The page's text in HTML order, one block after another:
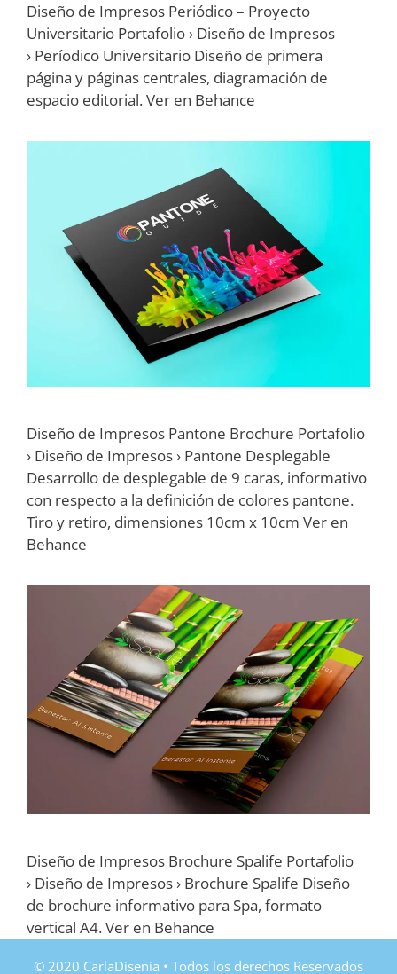
Diseño de Impresos Periódico – Proyecto
Universitario Portafolio › Diseño de Impresos
› Períodico Universitario Diseño de primera
página y páginas centrales, diagramación de
espacio editorial. Ver en Behance
Diseño de Impresos Pantone Brochure Portafolio
› Diseño de Impresos › Pantone Desplegable
Desarrollo de desplegable de 9 caras, informativo
con respecto a la definición de colores pantone.
Tiro y retiro, dimensiones 10cm x 10cm Ver en
Behance
Diseño de Impresos Brochure Spalife Portafolio
› Diseño de Impresos › Brochure Spalife Diseño
de brochure informativo para Spa, formato
vertical A4. Ver en Behance